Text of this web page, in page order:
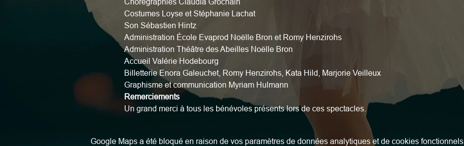
Costumes Loyse et Stéphanie Lachat
Son Sébastien Hintz
Administration École Evaprod Noëlle Bron et Romy Henzirohs
Administration Théâtre des Abeilles Noëlle Bron
Accueil Valérie Hodebourg
Billetterie Enora Galeuchet, Romy Henzirohs, Kata Hild, Marjorie Veilleux
Graphisme et communication Myriam Hulmann
Remerciements
Un grand merci à tous les bénévoles présents lors de ces spectacles.
Google Maps a été bloqué en raison de vos paramètres de données analytiques et de cookies fonctionnels.